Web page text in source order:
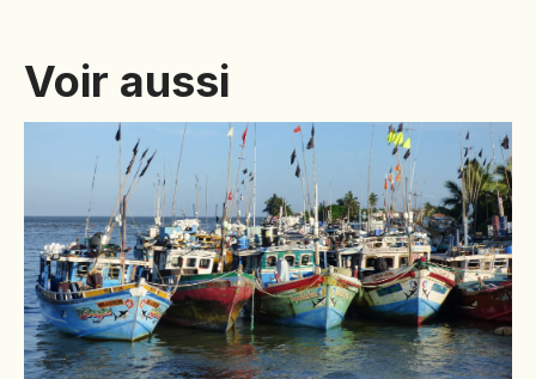
Prix et
dates
Voir aussi